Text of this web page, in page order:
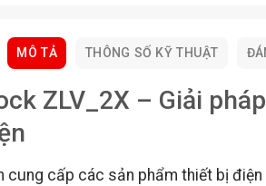
MÔ TẢ THÔNG SỐ KỸ THUẬT
ZLV_2X – Giải
cung cấp các sản phẩm thiết bị